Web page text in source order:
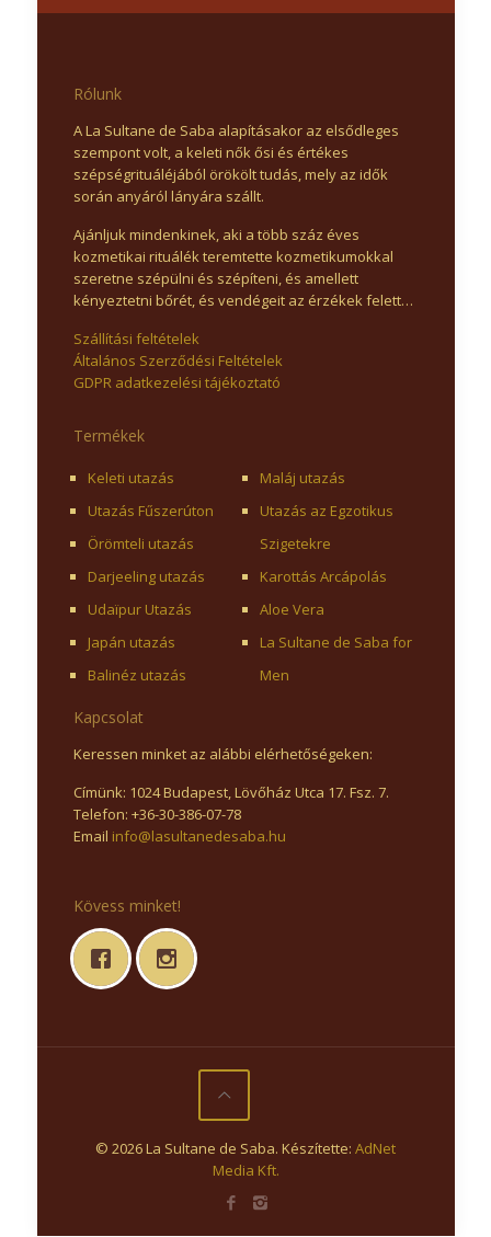
Rólunk
A La Sultane de Saba alapításakor az elsődleges
szempont volt, a keleti nők ősi és értékes
szépségrituáléjából örökölt tudás, mely az idők
során anyáról lányára szállt.
Ajánljuk mindenkinek, aki a több száz éves
kozmetikai rituálék teremtette kozmetikumokkal
szeretne szépülni és szépíteni, és amellett
kényeztetni bőrét, és vendégeit az érzékek felett…
Szállítási feltételek
Általános Szerződési Feltételek
GDPR adatkezelési tájékoztató
Termékek
Keleti utazás
Utazás Fűszerúton
Örömteli utazás
Darjeeling utazás
Udaïpur Utazás
Japán utazás
Balinéz utazás
Maláj utazás
Utazás az Egzotikus
Szigetekre
Karottás Arcápolás
Aloe Vera
La Sultane de Saba for
Men
Kapcsolat
Keressen minket az alábbi elérhetőségeken:
Címünk: 1024 Budapest, Lövőház Utca 17. Fsz. 7.
Telefon: +36-30-386-07-78
Email info@lasultanedesaba.hu
Kövess minket!
© 2026 La Sultane de Saba. Készítette: AdNet
Media Kft.